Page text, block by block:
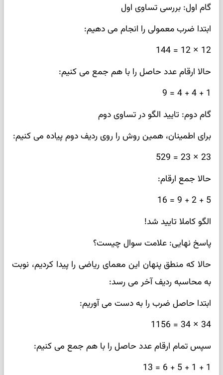
گام اول: بررسی تساوی اول
ابتدا ضرب معمولی را انجام می دهیم:
12 × 12 = 144
حالا ارقام عدد حاصل را با هم جمع می کنیم:
1 + 4 + 4 = 9
گام دوم: تایید الگو در تساوی دوم
برای اطمینان، همین روش را روی ردیف دوم پیاده می کنیم:
23 × 23 = 529
حالا جمع ارقام:
5 + 2 + 9 = 16
الگو کاملا تایید شد!
پاسخ نهایی: علامت سوال چیست؟
حالا که منطق پنهان این معمای ریاضی را پیدا کردیم، نوبت
به محاسبه ردیف آخر می رسد:
ابتدا حاصل ضرب را به دست می آوریم:
34 × 34 = 1156
سپس تمام ارقام عدد حاصل را با هم جمع می کنیم:
1 + 1 + 5 + 6 = 13